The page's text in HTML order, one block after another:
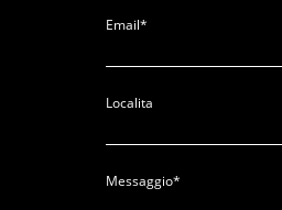
Email*
Localita
Messaggio*